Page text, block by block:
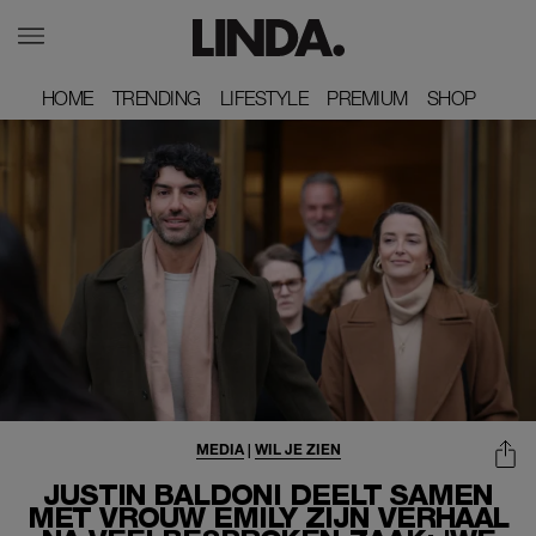
HOME
HOME TRENDING
TRENDING LIFESTYLE
LIFESTYLE PREMIUM
PREMIUM SHOP
SHOP
JUSTIN BALDONI DEELT SAMEN
MET VROUW EMILY ZIJN VERHAAL
MEDIA| WIL JE ZIEN